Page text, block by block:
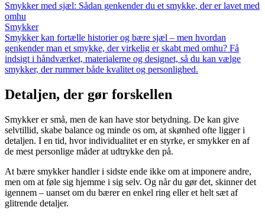
Smykker med sjæl: Sådan genkender du et smykke, der er lavet med
omhu
Smykker
Smykker kan fortælle historier og bære sjæl – men hvordan
genkender man et smykke, der virkelig er skabt med omhu? Få
indsigt i håndværket, materialerne og designet, så du kan vælge
smykker, der rummer både kvalitet og personlighed.
Detaljen, der gør forskellen
Smykker er små, men de kan have stor betydning. De kan give
selvtillid, skabe balance og minde os om, at skønhed ofte ligger i
detaljen. I en tid, hvor individualitet er en styrke, er smykker en af
de mest personlige måder at udtrykke den på.
At bære smykker handler i sidste ende ikke om at imponere andre,
men om at føle sig hjemme i sig selv. Og når du gør det, skinner det
igennem – uanset om du bærer en enkel ring eller et helt sæt af
glitrende detaljer.